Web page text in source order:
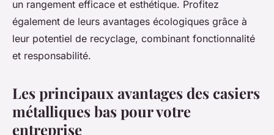
un rangement efficace et esthétique. Profitez
également de leurs avantages écologiques grâce à
leur potentiel de recyclage, combinant fonctionnalité
et responsabilité.
Les principaux avantages des casiers
métalliques bas pour votre
entreprise